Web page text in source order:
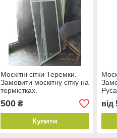
Москітні сітки Теремки.
Замовити москітну сітку на
термістках.
500₴
Купити
від